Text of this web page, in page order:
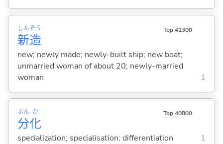
新
しん
造
ぞう Top 41300
new; newly made; newly-built ship; new boat;
unmarried woman of about 20; newly-married
woman
1
分
ぶん
化
か Top 40800
specialization; specialisation; differentiation 1